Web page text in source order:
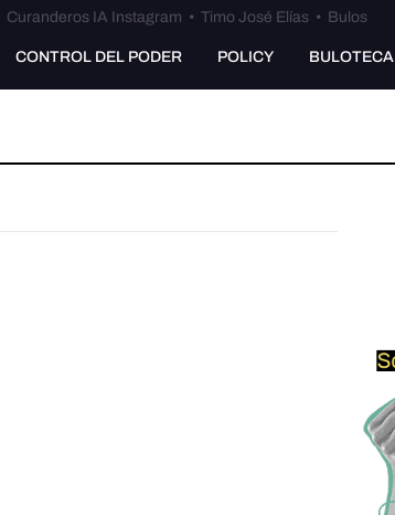
Curanderos IA Instagram • Timo José Elías• Bulos
CONTROL DEL PODER POLICY BULOTECA